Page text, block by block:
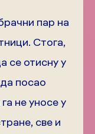
пар на
Стога,
се отисну у
посао
не уносе у
све и